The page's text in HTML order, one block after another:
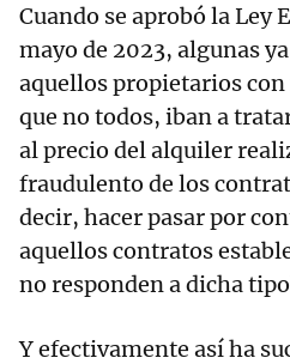
Cuando se aprobó la Ley
mayo de 2023, algunas
aquellos propietarios
que no todos, iban a
al precio del alquiler
fraudulento de los
decir, hacer pasar por
aquellos contratos
no responden a dicha
Y efectivamente así ha